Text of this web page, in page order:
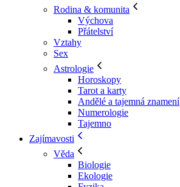
Rodina & komunita
Výchova
Přátelství
Vztahy
Sex
Astrologie
Horoskopy
Tarot a karty
Andělé a tajemná znamení
Numerologie
Tajemno
Zajímavosti
Věda
Biologie
Ekologie